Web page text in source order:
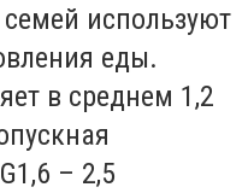
используют
еды.
в среднем 1,2
– 2,5